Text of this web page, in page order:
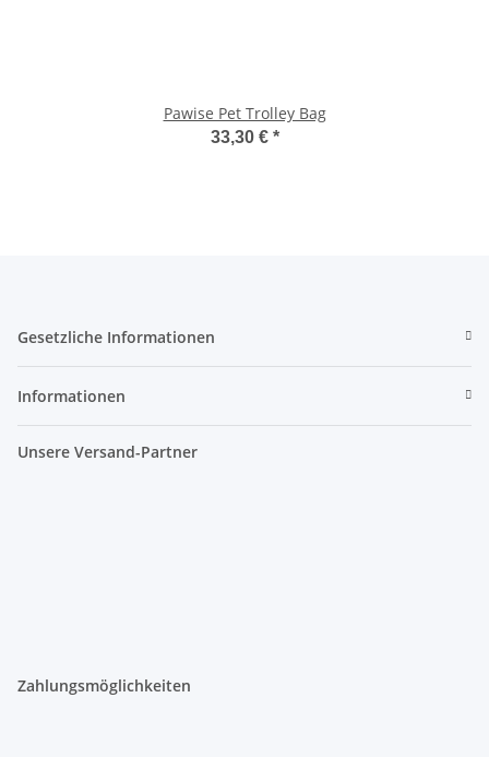
Pawise Pet Trolley Bag
33,30 € *
Gesetzliche Informationen
Informationen
Unsere Versand-Partner
Zahlungsmöglichkeiten